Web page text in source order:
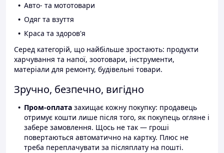
Авто- та мототовари
Одяг та взуття
Краса та здоров'я
Серед категорій, що найбільше зростають: продукти
харчування та напої, зоотовари, інструменти,
матеріали для ремонту, будівельні товари.
Зручно, безпечно, вигідно
Пром-оплата захищає кожну покупку: продавець
отримує кошти лише після того, як покупець огляне і
забере замовлення. Щось не так — гроші
повертаються автоматично на картку. Плюс не
треба переплачувати за післяплату на пошті.